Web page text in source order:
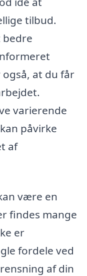
tilbud.
bedre
at du får
varierende
påvirke
af
være en
findes mange
er
fordele ved
af din